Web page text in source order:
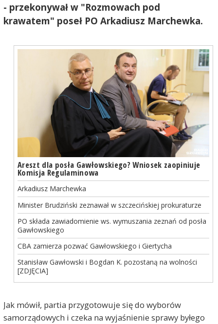
- przekonywał w "Rozmowach pod
krawatem" poseł PO Arkadiusz Marchewka.
Areszt dla posła Gawłowskiego? Wniosek zaopiniuje
Komisja Regulaminowa
Arkadiusz Marchewka
Minister Brudziński zeznawał w szczecińskiej prokuraturze
PO składa zawiadomienie ws. wymuszania zeznań od posła
Gawłowskiego
CBA zamierza pozwać Gawłowskiego i Giertycha
Stanisław Gawłowski i Bogdan K. pozostaną na wolności
[ZDJĘCIA]
Jak mówił, partia przygotowuje się do wyborów
samorządowych i czeka na wyjaśnienie sprawy byłego